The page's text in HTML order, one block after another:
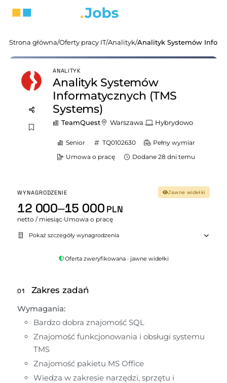
Strona główna/Oferty pracy IT/Analityk/
ANALITYK
Analityk Systemów
Informatycznych (TMS
Systems)
TeamQuest Warszawa Hybrydowo
Senior TQ0102630
Pełny wymiar
Umowa o pracę
Dodane 28 dni temu
WYNAGRODZENIE Jawne widełki
12 000–15 000 PLN
netto / miesiąc·Umowa o pracę
Pokaż szczegóły wynagrodzenia
Oferta zweryfikowana · jawne widełki
01 Zakres zadań
Wymagania:
Bardzo dobra znajomość SQL
Znajomość funkcjonowania i obsługi systemu
TMS
Znajomość pakietu MS Office
Wiedza w zakresie narzędzi, sprzętu i